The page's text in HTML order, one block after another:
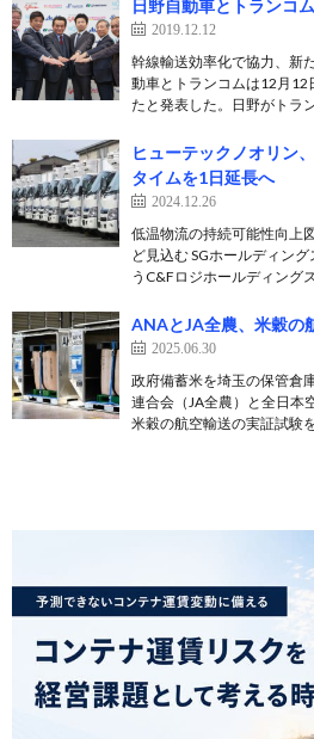
日野自動車とトランコ
2019.12.12
幹線輸送効率化で協力、新
動車とトランコムは12月12
たと発表した。日野がトラ
ヒューテックノオリン
タイムを1日延長へ
2024.12.26
低温物流の持続可能性向上
ど見込む SGホールディン
うC&Fロジホールディング
ANAとJA全農、米穀の
2025.06.30
政府備蓄米を埼玉の保管倉
連合会（JA全農）と全日本
米穀の航空輸送の実証試験